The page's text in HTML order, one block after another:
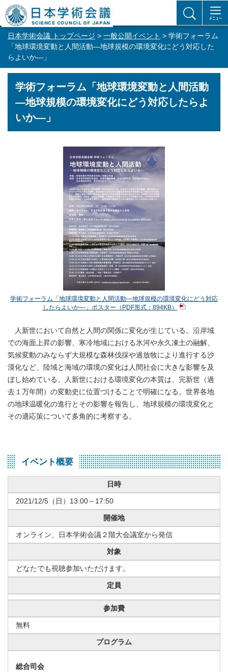
日本学術会議 トップページ > 一般公開イベント > 学術フォーラム
「地球環境変動と人間活動―地球規模の環境変化にどう対応した
らよいか―」
学術フォーラム「地球環境変動と人間活動
―地球規模の環境変化にどう対応したらよ
いか―」
学術フォーラム「地球環境変動と人間活動―地球規模の環境変化にどう対応
したらよいか―」ポスター（PDF形式：894KB）
人新世において自然と人間の関係に変化が生じている。沿岸域
での海面上昇の影響、寒冷地域における氷河や永久凍土の融解、
気候変動のみならず大規模な森林伐採や過放牧により進行する沙
漠化など、陸域と海域の環境の変化は人間社会に大きな影響を及
ぼし始めている。人新世における環境変化の本質は、完新世（過
去１万年間）の変動史に位置づけることで明確になる。世界各地
の地球温暖化の進行とその影響を報告し、地球規模の環境変化と
その適応策について多角的に考察する。
イベント概要
日時
2021/12/5（日）13:00～17:50
開催地
オンライン、日本学術会議２階大会議室から発信
対象
どなたでも視聴参加いただけます。
定員
参加費
無料
プログラム
総合司会